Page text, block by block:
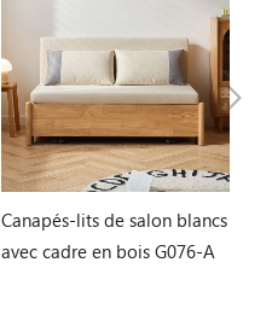
Canapés-lits de salon blancs
avec cadre en bois G076-A